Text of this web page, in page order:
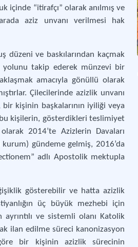
içinde “itirafçı” olarak anılmış ve
aziz unvanı verilmesi hak
düzeni ve baskılarından kaçmak
yolunu takip ederek münzevi bir
amacıyla gönüllü olarak
Çilecilerinde azizlik unvanı
kişinin başkalarının iyiliği veya
bu kişilerin, gösterdikleri teslimiyet
2014’te Azizlerin Davaları
gündeme gelmiş, 2016’da
adlı Apostolik mektupla
gösterebilir ve hatta azizlik
üç büyük mezhebi için
ve sistemli olanı Katolik
ilan edilme süreci kanonizasyon
bir kişinin azizlik sürecinin